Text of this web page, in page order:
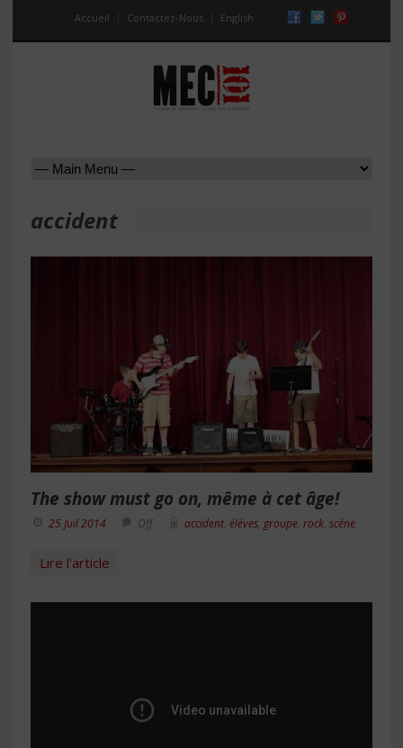
Accueil Contactez-Nous English
accident
The show must go on, même à cet âge!
25 Juil 2014 Off accident éléves groupe rock scéne
Lire l'article